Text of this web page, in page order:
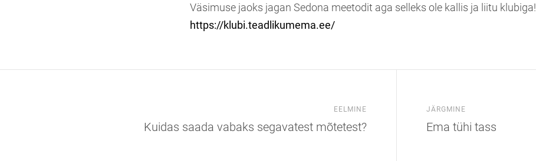
Väsimuse jaoks jagan Sedona meetodit aga selleks ole kallis ja liitu klubiga!
https://klubi.teadlikumema.ee/
EELMINE
Kuidas saada vabaks segavatest mõtetest?
JÄRGMINE
Ema tühi tass